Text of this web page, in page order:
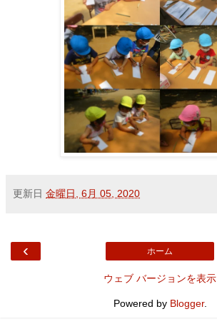
更新日 金曜日, 6月 05, 2020
‹ ホーム
ウェブ バージョンを表示
Powered by Blogger.